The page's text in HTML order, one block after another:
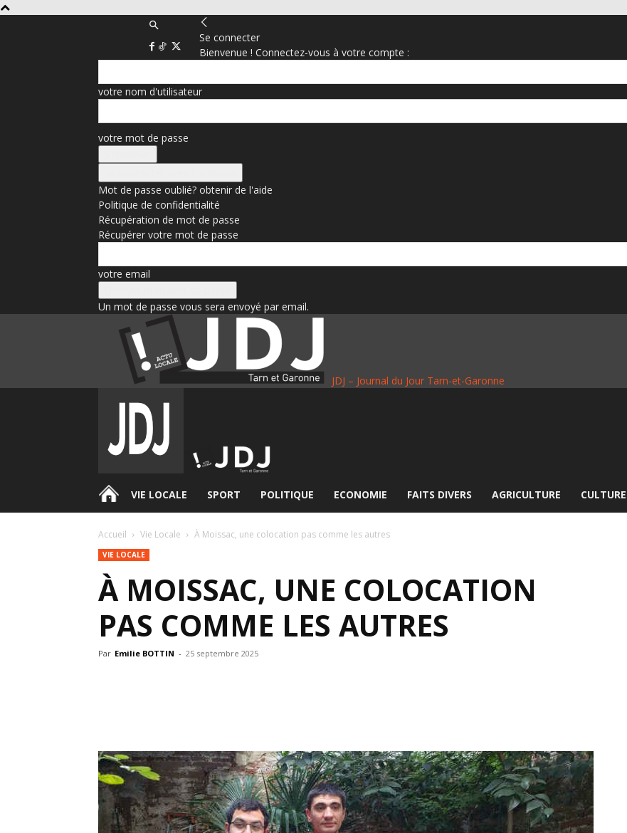
Se connecter
Bienvenue ! Connectez-vous à votre compte :
votre nom d'utilisateur
votre mot de passe
Mot de passe oublié? obtenir de l'aide
Politique de confidentialité
Récupération de mot de passe
Récupérer votre mot de passe
votre email
Un mot de passe vous sera envoyé par email.
JDJ – Journal du Jour Tarn-et-Garonne
. VIE LOCALE SPORT POLITIQUE ECONOMIE FAITS DIVERS AGRICULTURE CULTURE
Accueil Vie Locale À Moissac, une colocation pas comme les autres
VIE LOCALE
À MOISSAC, UNE COLOCATION
PAS COMME LES AUTRES
Par Emilie BOTTIN - 25 septembre 2025